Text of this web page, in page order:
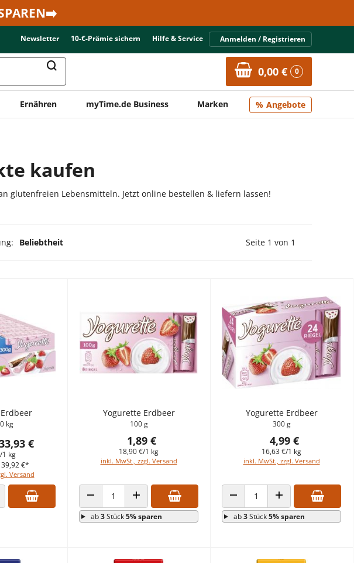
Newsletter 10-€-Prämie sichern Hilfe & Service Anmelden / Registrieren
0,00 € 0
Ernähren myTime.de Business Marken Angebote
kaufen
glutenfreien Lebensmitteln. Jetzt online bestellen & liefern lassen!
Beliebtheit Vorherige Seite
Seite 1 von 1
kg
€
1 kg
Versand
€*
ERHÖHEN
Yogurette Erdbeer
100 g
1,89 €
18,90 €/1 kg
inkl. MwSt., zzgl. Versand
ANZAHL VERRINGERNANZAHL ERHÖHEN
ab3Stück5% sparen
Yogurette Erdbeer
300 g
4,99 €
16,63 €/1 kg
inkl. MwSt., zzgl. Versand
ANZAHL VERRINGERNANZAHL ERHÖHEN
ab3Stück5% sparen